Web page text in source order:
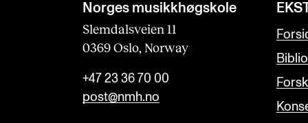
Norges musikk­høgskole
Slemdalsveien 11
0369 Oslo, Norway
+47 23 36 70 00
post@nmh.no